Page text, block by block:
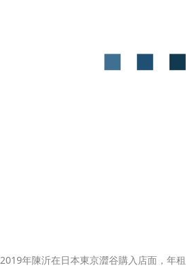
2019年陳沂在日本東京澀谷購入店面，年